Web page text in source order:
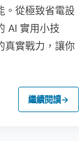
。從極致省電設
AI 實用小技
真實戰力，讓你
繼續閱讀→